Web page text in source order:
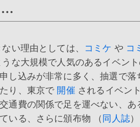
…
い理由としては、 コミケ や コ
うな大規模で人気のあるイベン
し込みが非常に多く、抽選で落
り、東京で 開催 されるイベン
通費の関係で足を運べない、あ
いる、さらに頒布物 （ 同人誌